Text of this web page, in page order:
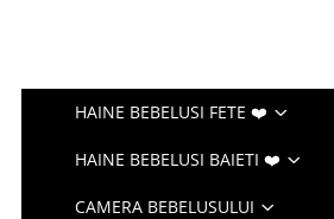
HAINE BEBELUSI FETE ❤️
HAINE BEBELUSI BAIETI ❤️
CAMERA BEBELUSULUI